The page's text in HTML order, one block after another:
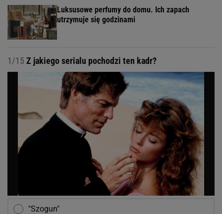
Luksusowe perfumy do domu. Ich zapach
utrzymuje się godzinami
1/15 Z jakiego serialu pochodzi ten kadr?
"Szogun"